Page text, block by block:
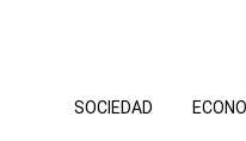
SOCIEDAD